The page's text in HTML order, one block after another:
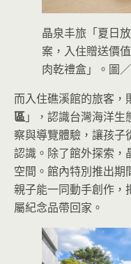
晶泉丰旅「夏日
案，入住贈送價
肉乾禮盒」。圖
而入住礁溪館的旅客，
區」，認識台灣海洋
察與導覽體驗，讓孩子
認識。除了館外探索，
空間。館內特別推出期
親子能一同動手創作，
屬紀念品帶回家。